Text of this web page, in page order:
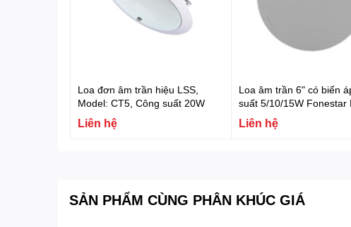
Loa đơn âm trần hiệu LSS,
Model: CT5, Công suất 20W
Liên hệ
Loa âm trần 6" có biến
suất 5/10/15W Fonestar
SKY-6T
Liên hệ
SẢN PHẨM CÙNG PHÂN KHÚC GIÁ